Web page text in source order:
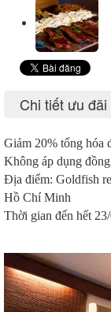
Chi tiết ưu đãi
Giảm 20% tổng hóa
Không áp dụng
Địa điểm: Goldfish
Hồ Chí Minh
Thời gian đến hết